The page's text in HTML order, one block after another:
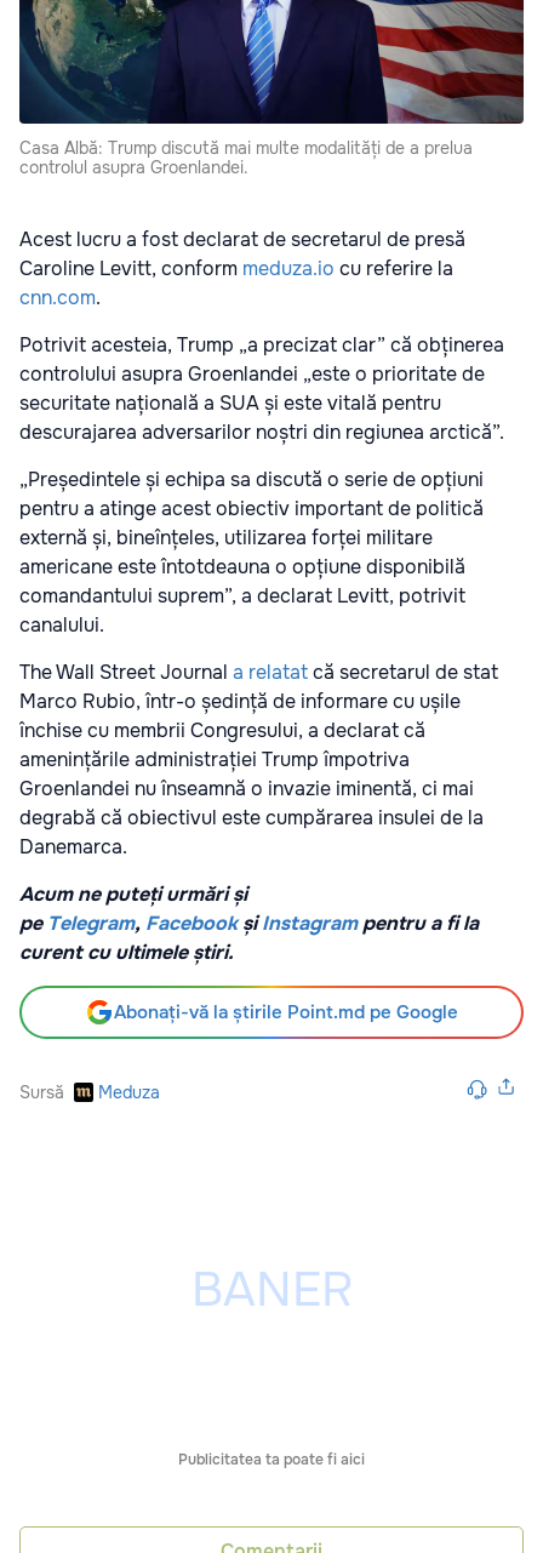
Casa Albă: Trump discută mai multe modalități de a prelua
controlul asupra Groenlandei.
Acest lucru a fost declarat de secretarul de presă
Caroline Levitt, conform meduza.io cu referire la
cnn.com.
Potrivit acesteia, Trump „a precizat clar” că obținerea
controlului asupra Groenlandei „este o prioritate de
securitate națională a SUA și este vitală pentru
descurajarea adversarilor noștri din regiunea arctică”.
„Președintele și echipa sa discută o serie de opțiuni
pentru a atinge acest obiectiv important de politică
externă și, bineînțeles, utilizarea forței militare
americane este întotdeauna o opțiune disponibilă
comandantului suprem”, a declarat Levitt, potrivit
canalului.
The Wall Street Journal a relatatcă secretarul de stat
Marco Rubio, într-o ședință de informare cu ușile
închise cu membrii Congresului, a declarat că
amenințările administrației Trump împotriva
Groenlandei nu înseamnă o invazie iminentă, ci mai
degrabă că obiectivul este cumpărarea insulei de la
Danemarca.
Acum ne puteți urmări și
pe Telegram, Facebook șiInstagrampentru a fi la
curent cu ultimele știri.
Abonați-vă la știrile Point.md pe Google
Sursă Meduza
Publicitatea ta poate fi aici